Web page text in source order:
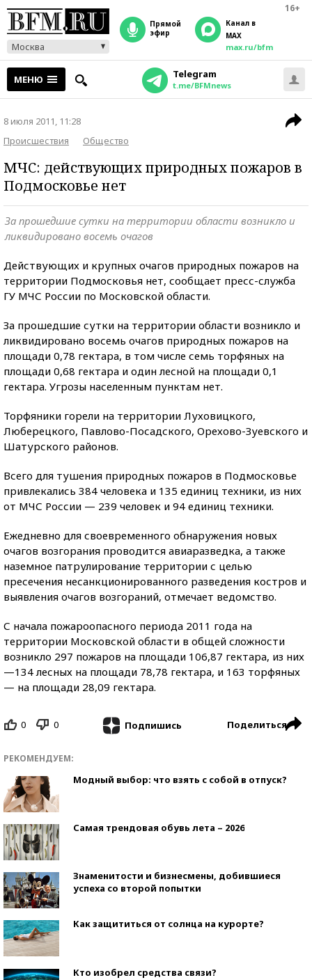
16+
Москва
прямой
эфир
Канал в
MAX
max.ru/bfm
МЕНЮ Telegram
t.me/BFMnews
8 июля 2011, 11:28
Происшествия
Общество
МЧС: действующих природных пожаров в
Подмосковье нет
За прошедшие сутки на территории области возникло и
ликвидировано восемь очагов
Действующих и крупных очагов природных пожаров на
территории Подмосковья нет, сообщает пресс-служба
ГУ МЧС России по Московской области.
За прошедшие сутки на территории области возникло и
ликвидировано восемь очагов природных пожаров на
площади 0,78 гектара, в том числе семь торфяных на
площади 0,68 гектара и один лесной на площади 0,1
гектара. Угрозы населенным пунктам нет.
Торфяники горели на территории Луховицкого,
Люберецкого, Павлово-Посадского, Орехово-Зуевского и
Шатурского районов.
Всего для тушения природных пожаров в Подмосковье
привлекались 384 человека и 135 единиц техники, из них
от МЧС России — 239 человек и 94 единиц техники.
Ежедневно для своевременного обнаружения новых
очагов возгорания проводится авиаразведка, а также
наземное патрулирование территории с целью
пресечения несанкционированного разведения костров и
выявления очагов возгораний, отмечает ведомство.
С начала пожароопасного периода 2011 года на
территории Московской области в общей сложности
возникло 297 пожаров на площади 106,87 гектара, из них
—134 лесных на площади 78,78 гектара, и 163 торфяных
— на площади 28,09 гектара.
0 0 Подпишись Поделиться
РЕКОМЕНДУЕМ:
Модный выбор: что взять с собой в отпуск?
Самая трендовая обувь лета – 2026
Знаменитости и бизнесмены, добившиеся
успеха со второй попытки
Как защититься от солнца на курорте?
Кто изобрел средства связи?